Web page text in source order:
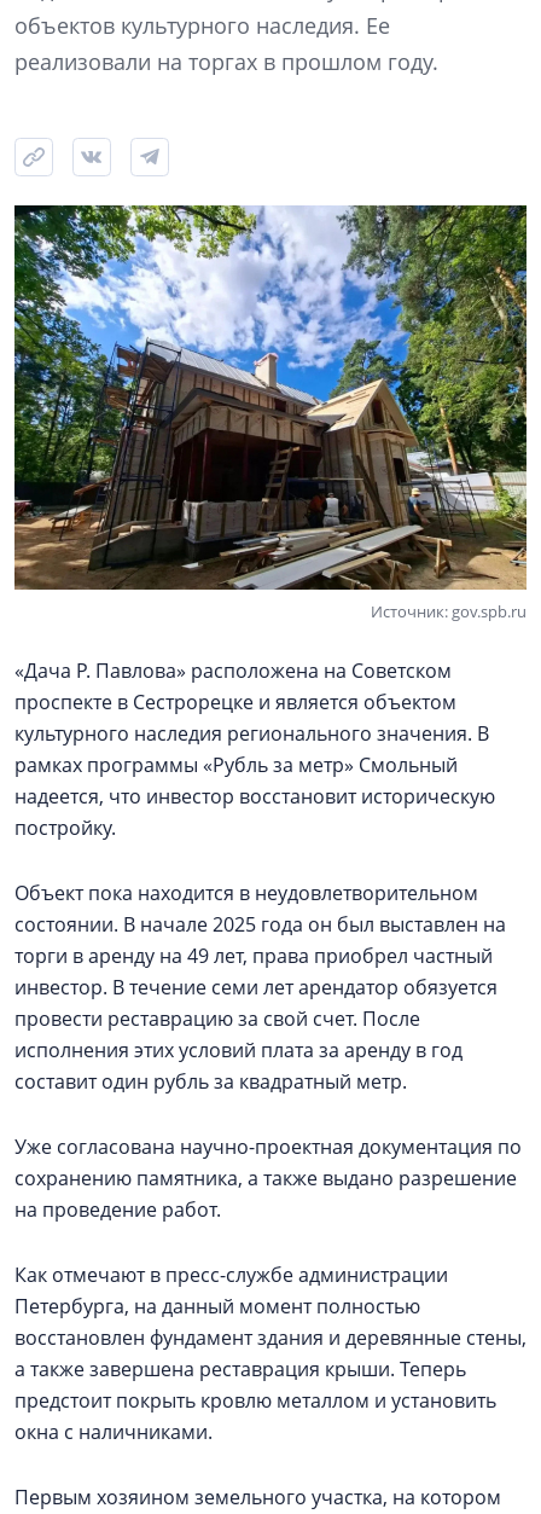
объектов культурного наследия. Ее
реализовали на торгах в прошлом году.
Источник: gov.spb.ru
«Дача Р. Павлова» расположена на Советском
проспекте в Сестрорецке и является объектом
культурного наследия регионального значения. В
рамках программы «Рубль за метр» Смольный
надеется, что инвестор восстановит историческую
постройку.
Объект пока находится в неудовлетворительном
состоянии. В начале 2025 года он был выставлен на
торги в аренду на 49 лет, права приобрел частный
инвестор. В течение семи лет арендатор обязуется
провести реставрацию за свой счет. После
исполнения этих условий плата за аренду в год
составит один рубль за квадратный метр.
Уже согласована научно-проектная документация по
сохранению памятника, а также выдано разрешение
на проведение работ.
Как отмечают в пресс-службе администрации
Петербурга, на данный момент полностью
восстановлен фундамент здания и деревянные стены,
а также завершена реставрация крыши. Теперь
предстоит покрыть кровлю металлом и установить
окна с наличниками.
Первым хозяином земельного участка, на котором